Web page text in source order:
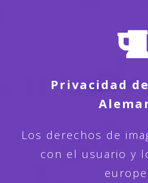
Privacidad
Los derechos de
con el usuario y